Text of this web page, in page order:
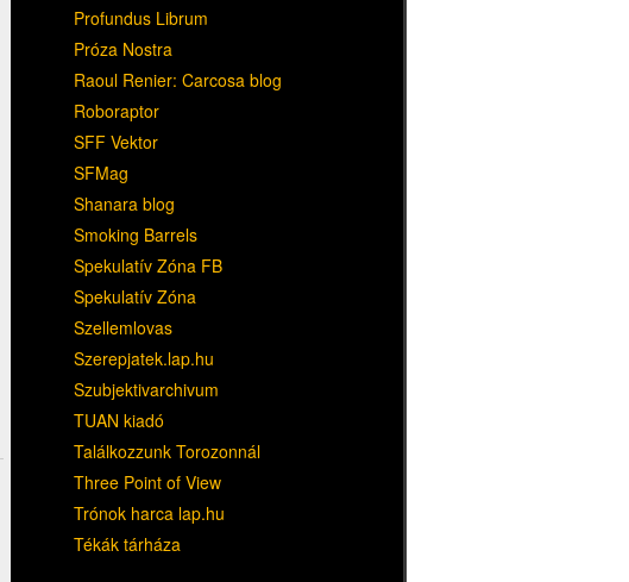
Profundus Librum
Próza Nostra
Raoul Renier: Carcosa blog
Roboraptor
SFF Vektor
SFMag
Shanara blog
Smoking Barrels
Spekulatív Zóna FB
Spekulatív Zóna
Szellemlovas
Szerepjatek.lap.hu
Szubjektivarchivum
TUAN kiadó
Találkozzunk Torozonnál
Three Point of View
Trónok harca lap.hu
Tékák tárháza